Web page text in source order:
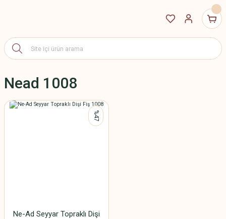
Nead 1008
%47
Ne-Ad Seyyar Topraklı Dişi